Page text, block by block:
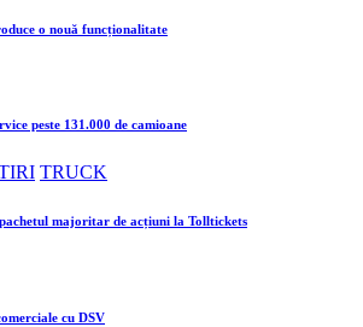
o nouă funcționalitate
peste 131.000 de camioane
TRUCK
majoritar de acțiuni la Tolltickets
cu DSV